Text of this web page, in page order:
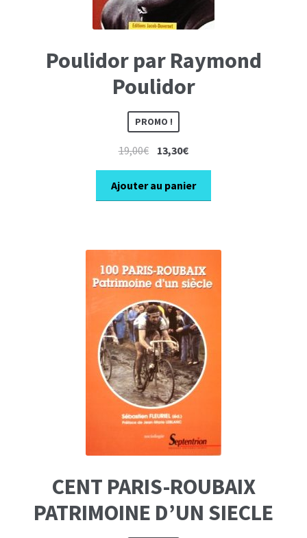
Poulidor par Raymond
Poulidor
PROMO !
19,00€ Le
prix
initial
était :
13,30€Le
prix
actuel
est :
Ajouter au panier
CENT PARIS-ROUBAIX
PATRIMOINE D’UN SIECLE